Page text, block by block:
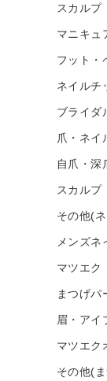
スカルプ
マニキュ
フット・
ネイルチ
ブライダ
爪・ネイ
自爪・深
スカルプ
その他(
メンズネ
マツエク
まつげパ
眉・アイ
マツエク
その他(